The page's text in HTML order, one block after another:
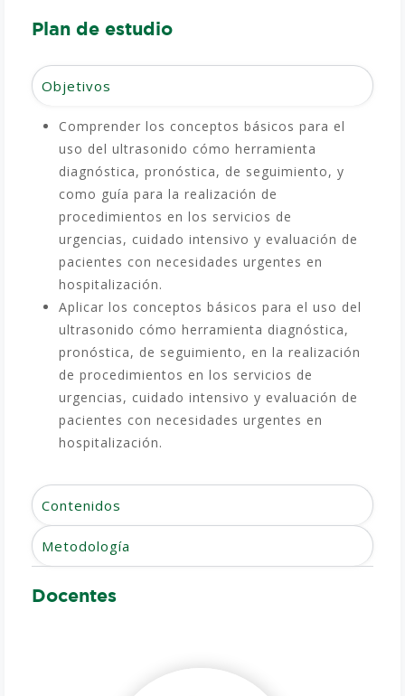
Plan de estudio
Objetivos
Comprender los conceptos básicos para el
uso del ultrasonido cómo herramienta
diagnóstica, pronóstica, de seguimiento, y
como guía para la realización de
procedimientos en los servicios de
urgencias, cuidado intensivo y evaluación de
pacientes con necesidades urgentes en
hospitalización.
Aplicar los conceptos básicos para el uso del
ultrasonido cómo herramienta diagnóstica,
pronóstica, de seguimiento, en la realización
de procedimientos en los servicios de
urgencias, cuidado intensivo y evaluación de
pacientes con necesidades urgentes en
hospitalización.
Contenidos
Metodología
Docentes